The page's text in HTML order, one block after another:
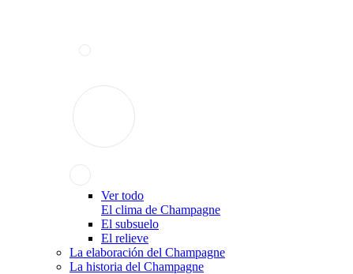
Ver todo
El clima de Champagne
El subsuelo
El relieve
La elaboración del Champagne
La historia del Champagne